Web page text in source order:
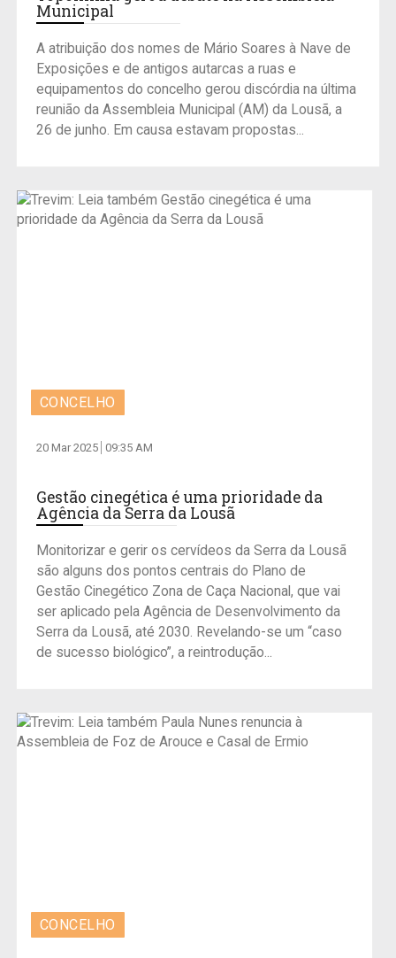
Municipal
A atribuição dos nomes de Mário Soares à Nave de
Exposições e de antigos autarcas a ruas e
equipamentos do concelho gerou discórdia na última
reunião da Assembleia Municipal (AM) da Lousã, a
26 de junho. Em causa estavam propostas...
CONCELHO
20 Mar 2025 09:35 AM
Gestão cinegética é uma prioridade da
Agência da Serra da Lousã
Monitorizar e gerir os cervídeos da Serra da Lousã
são alguns dos pontos centrais do Plano de
Gestão Cinegético Zona de Caça Nacional, que vai
ser aplicado pela Agência de Desenvolvimento da
Serra da Lousã, até 2030. Revelando-se um “caso
de sucesso biológico”, a reintrodução...
CONCELHO